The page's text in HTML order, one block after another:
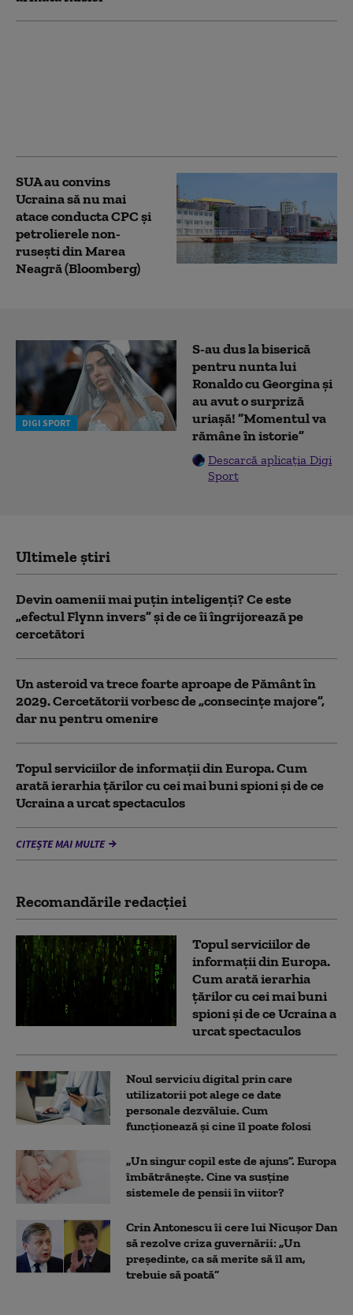
SUA au convins
Ucraina să nu mai
atace conducta CPC şi
petrolierele non-
ruseşti din Marea
Neagră (Bloomberg)
DIGI SPORT
S-au dus la biserică
pentru nunta lui
Ronaldo cu Georgina și
au avut o surpriză
uriașă! ”Momentul va
rămâne în istorie”
Descarcă aplicația Digi
Sport
Ultimele știri
Devin oamenii mai puțin inteligenți? Ce este
„efectul Flynn invers” și de ce îi îngrijorează pe
cercetători
Un asteroid va trece foarte aproape de Pământ în
2029. Cercetătorii vorbesc de „consecințe majore”,
dar nu pentru omenire
Topul serviciilor de informații din Europa. Cum
arată ierarhia țărilor cu cei mai buni spioni și de ce
Ucraina a urcat spectaculos
CITEȘTE MAI MULTE
Recomandările redacţiei
Topul serviciilor de
informații din Europa.
Cum arată ierarhia
țărilor cu cei mai buni
spioni și de ce Ucraina a
urcat spectaculos
Noul serviciu digital prin care
utilizatorii pot alege ce date
personale dezvăluie. Cum
funcționează și cine îl poate folosi
„Un singur copil este de ajuns”. Europa
îmbătrânește. Cine va susține
sistemele de pensii în viitor?
Crin Antonescu îi cere lui Nicușor Dan
să rezolve criza guvernării: „Un
președinte, ca să merite să îl am,
trebuie să poată”